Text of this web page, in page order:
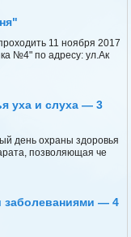
11 ноября 2017
№4" по адресу: ул.Ак
уха и слуха — 3
день охраны здоровья
позволяющая че
— 4